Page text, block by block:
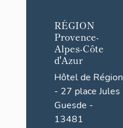
RÉGION
Provence-
Alpes-Côte
d'Azur
Hôtel de Région
- 27 place Jules
Guesde -
13481